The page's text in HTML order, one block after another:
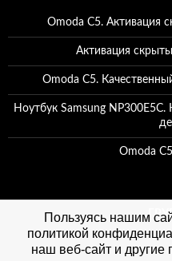
Omoda C5. Активация
Активация
Omoda C5.
Ноутбук Samsung
Omoda
Пользуясь нашим
политикой
наш веб-сайт и другие